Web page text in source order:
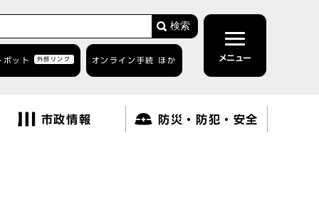
検索
ボット 外部リンク オンライン手続 ほか メニュー
市政情報 防災・防犯・安全